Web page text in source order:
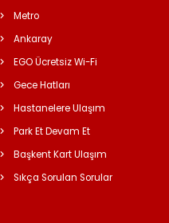
Metro
Ankaray
EGO Ücretsiz Wi-Fi
Gece Hatları
Hastanelere Ulaşım
Park Et Devam Et
Başkent Kart Ulaşım
Sıkça Sorulan Sorular